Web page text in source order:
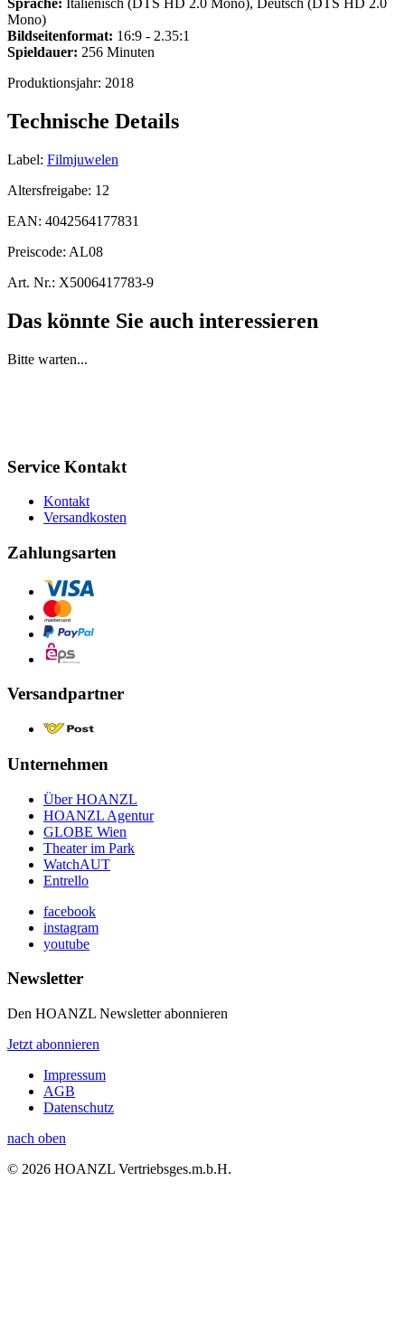
Sprache: Italienisch (DTS HD 2.0 Mono), Deutsch (DTS HD 2.0
Mono)
Bildseitenformat: 16:9 - 2.35:1
Spieldauer: 256 Minuten
Produktionsjahr: 2018
Technische Details
Label: Filmjuwelen
Altersfreigabe: 12
EAN: 4042564177831
Preiscode: AL08
Art. Nr.: X5006417783-9
Das könnte Sie auch interessieren
Bitte warten...
Service Kontakt
Kontakt
Versandkosten
Zahlungsarten
Versandpartner
Unternehmen
Über HOANZL
HOANZL Agentur
GLOBE Wien
Theater im Park
WatchAUT
Entrello
facebook
instagram
youtube
Newsletter
Den HOANZL Newsletter abonnieren
Jetzt abonnieren
Impressum
AGB
Datenschutz
nach oben
© 2026 HOANZL Vertriebsges.m.b.H.